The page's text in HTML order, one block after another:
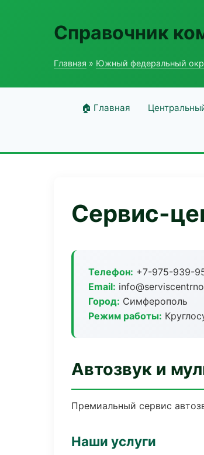
Справочник
Главная » Южный федеральный
🏠 Главная
Сервис-
Телефон: +7-975-939-
Email:
Город: Симферополь
Режим работы:
Автозвук и
Премиальный сервис
Наши услуги